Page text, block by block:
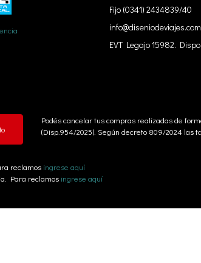
Fijo (0341) 2434839/40
EVT Legajo 15982.
Podés cancelar tus compras realizadas de
(Disp.954/2025). Según decreto 809/2024 las
reclamos ingrese aquí
Para reclamos ingrese aquí